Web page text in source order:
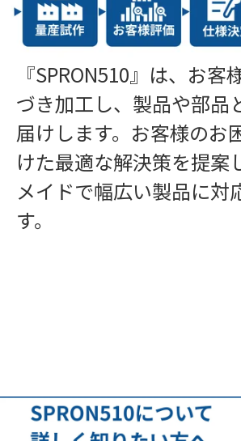
『SPRON510』は、お客
づき加工し、製品や部品
届けします。お客様のお
けた最適な解決策を提案
メイドで幅広い製品に対
す。